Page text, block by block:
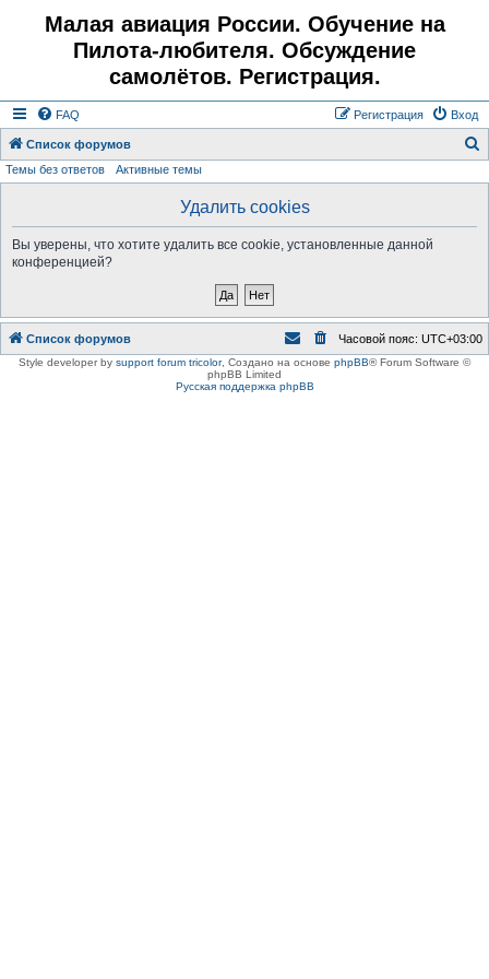
Малая авиация России. Обучение на
Пилота-любителя. Обсуждение
самолётов. Регистрация.
FAQ Вход
Регистрация
Список форумов
Темы без ответов Активные темы
Удалить cookies
Вы уверены, что хотите удалить все cookie, установленные данной
конференцией?
Список форумов Часовой пояс: UTC+03:00
Style developer by support forum tricolor, Создано на основе phpBB® Forum Software ©
phpBB Limited
Русская поддержка phpBB